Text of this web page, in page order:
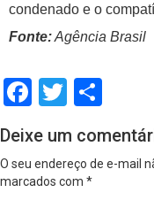
condenado e o
Fonte:Agência Brasil
Facebook
Twitter
Deixe um
O seu endereço de e-mail
marcados com *